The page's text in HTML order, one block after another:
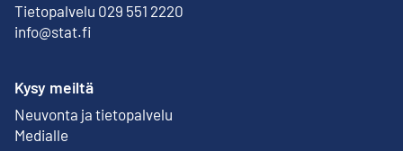
Tietopalvelu 029 551 2220
info@stat.fi
Kysy meiltä
Neuvonta ja tietopalvelu
Medialle